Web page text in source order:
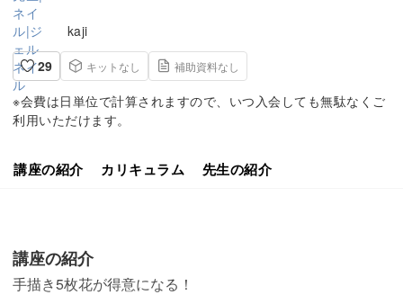
kaji
29
キットなし 補助資料なし
※会費は日単位で計算されますので、いつ入会しても無駄なくご
利用いただけます。
講座の紹介 カリキュラム 先生の紹介
講座の紹介
手描き5枚花が得意になる！